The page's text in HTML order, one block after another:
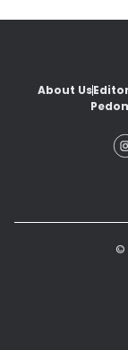
About Us
©